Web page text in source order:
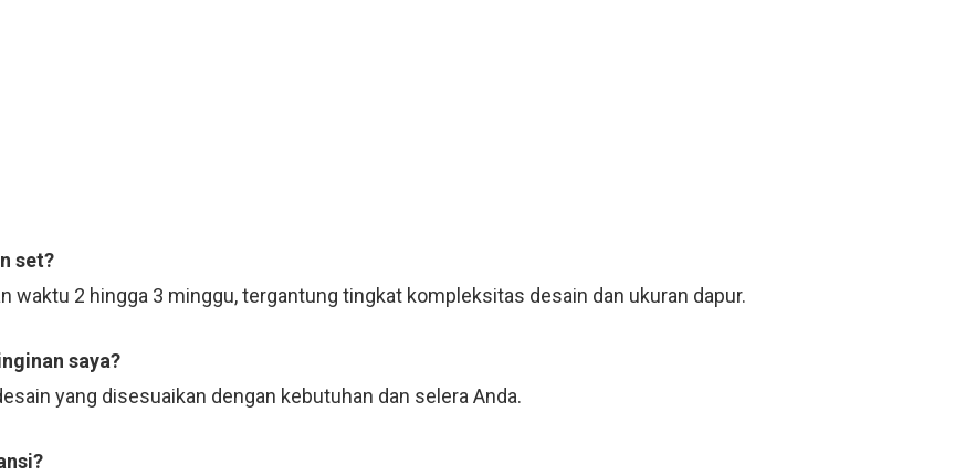
set?
waktu 2 hingga 3 minggu, tergantung tingkat kompleksitas desain dan ukuran dapur.
saya?
yang disesuaikan dengan kebutuhan dan selera Anda.